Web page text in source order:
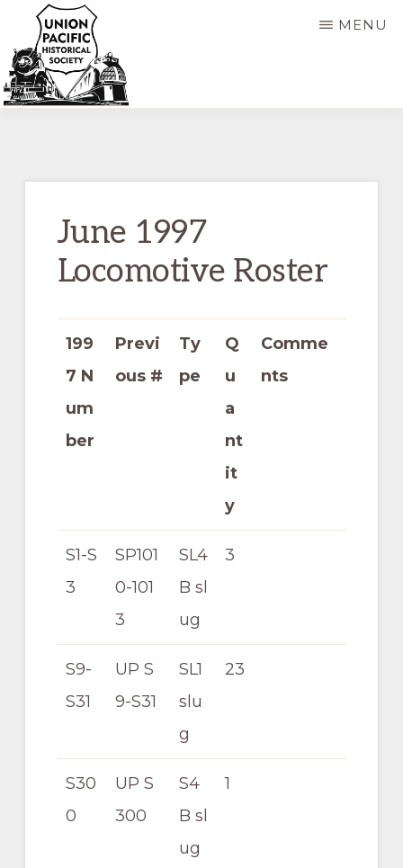
to
main
content
to
primary
sidebar
the
Railroad
MENU
June 1997
Locomotive Roster
199
7 N
um
ber
Previ
ous #
Ty
pe
Q
u
a
nt
it
y
Comme
nts
S1-S
3
SP101
0-101
3
SL4
B sl
ug
3
S9-
S31
UP S
9-S31
SL1
slu
g
23
S30
0
UP S
300
S4
B sl
ug
1